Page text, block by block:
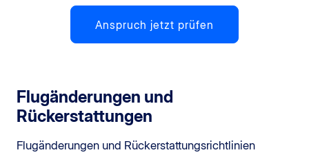
Anspruch jetzt prüfen
Flugänderungen und
Rückerstattungen
Flugänderungen und Rückerstattungsrichtlinien